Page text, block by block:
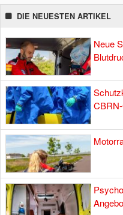
DIE NEUESTEN ARTIKEL
Neue